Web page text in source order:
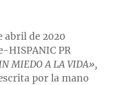
abril de 2020
HISPANIC PR
MIEDO A LA VIDA»,
por la mano